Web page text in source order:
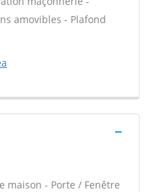
amovibles - Plafond
maison - Porte / Fenêtre